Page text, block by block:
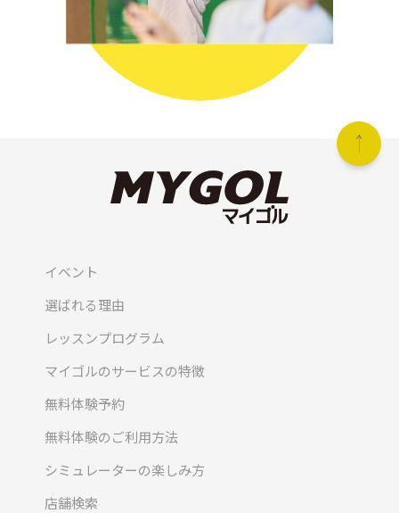
イベント
選ばれる理由
レッスンプログラム
マイゴルのサービスの特徴
無料体験予約
無料体験のご利用方法
シミュレーターの楽しみ方
店舗検索